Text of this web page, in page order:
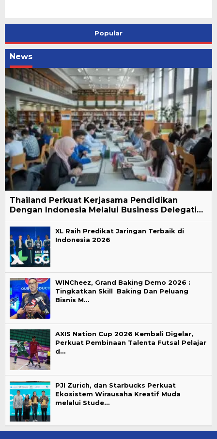
Popular
News
Thailand Perkuat Kerjasama Pendidikan
Dengan Indonesia Melalui Business Delegati…
XL Raih Predikat Jaringan Terbaik di
Indonesia 2026
WINCheez, Grand Baking Demo 2026 :
Tingkatkan Skill Baking Dan Peluang
Bisnis M…
AXIS Nation Cup 2026 Kembali Digelar,
Perkuat Pembinaan Talenta Futsal Pelajar
d…
PJI Zurich, dan Starbucks Perkuat
Ekosistem Wirausaha Kreatif Muda
melalui Stude…